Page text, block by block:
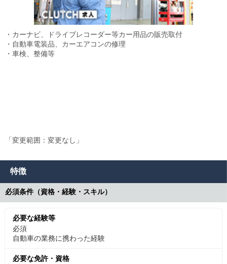
・カーナビ、ドライブレコーダー等カー用品の販売取付
・自動車電装品、カーエアコンの修理
・車検、整備等
「変更範囲：変更なし」
特徴
必須条件（資格・経験・スキル）
必要な経験等
必須
自動車の業務に携わった経験
必要な免許・資格